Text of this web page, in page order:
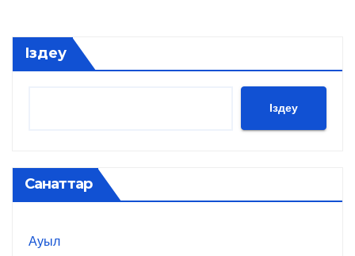
Іздеу
Іздеу
Санаттар
Ауыл